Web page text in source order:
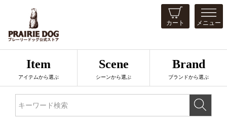
カート メニュー
Item
アイテムから選ぶ
Scene
シーンから選ぶ
Brand
ブランドから選ぶ